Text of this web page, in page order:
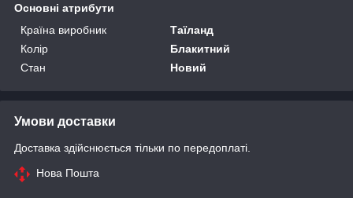
Основні атрибути
Країна виробник
Таїланд
Колір
Блакитний
Стан
Новий
Умови доставки
Доставка здійснюється тільки по передоплаті.
Нова Пошта